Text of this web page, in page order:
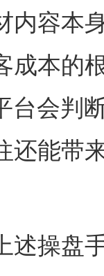
内容本
成本的
台会判
还能带
操盘手